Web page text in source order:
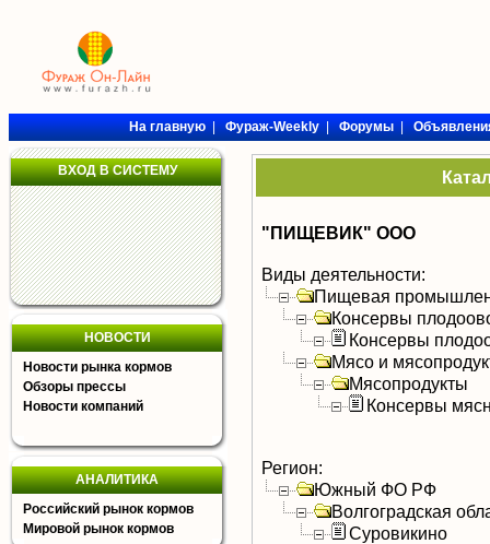
На главную|Фураж-Weekly|Форумы|
ВХОД В СИСТЕМУ
НОВОСТИ
Новости рынка кормов
Обзоры прессы
Новости компаний
АНАЛИТИКА
Российский рынок кормов
Мировой рынок кормов
"ПИЩЕВИК" ООО
Виды деятельности:
Пищевая
Консервы
Консервы
Мясо и
Мясопродукты
Консервы
Регион:
Южный ФО РФ
Волгоградская
Суровикино